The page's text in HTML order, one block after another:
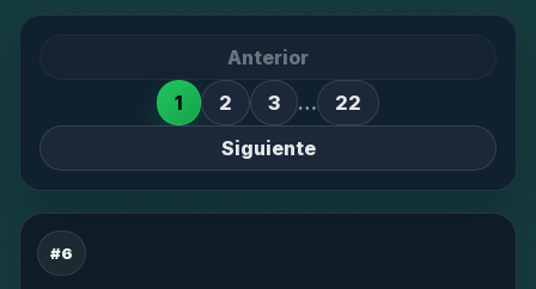
Anterior
1
2 3 …
22
Siguiente
#6